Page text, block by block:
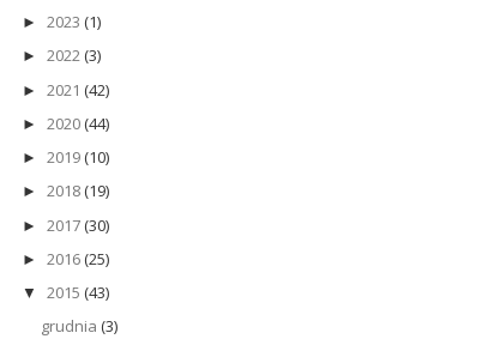
►2023 (1)
►2022 (3)
►2021 (42)
►2020 (44)
►2019 (10)
►2018 (19)
►2017 (30)
►2016 (25)
▼ 2015 (43)
grudnia (3)